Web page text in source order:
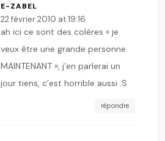
E-ZABEL
22 février 2010 at 19:16
ah ici ce sont des colères « je
veux être une grande personne
MAINTENANT », j’en parlerai un
jour tiens, c’est horrible aussi :S
répondre